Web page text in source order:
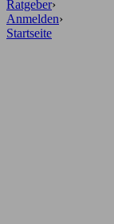
Ratgeber›
Anmelden›
Startseite